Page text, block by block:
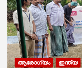
ആരോഗ്യം ഇന്ത്യ